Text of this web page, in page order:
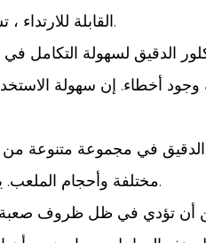
القابلة للارتداء ، تساعد الموصلات الدقيقة في توفير مساحة لوحة قيمة مع الحفاظ على وظائف عالية.
الدقيق لسهولة التكامل في
أخطاء. إن سهولة
الدقيق في مجموعة متنوعة
مختلفة وأحجام الملعب. يتيح هذا التنوع للمصنعين تحديد الموصلات التي تناسب المتطلبات المحددة لتطبيقاتها.
أن تؤدي في ظل ظروف صعبة ،